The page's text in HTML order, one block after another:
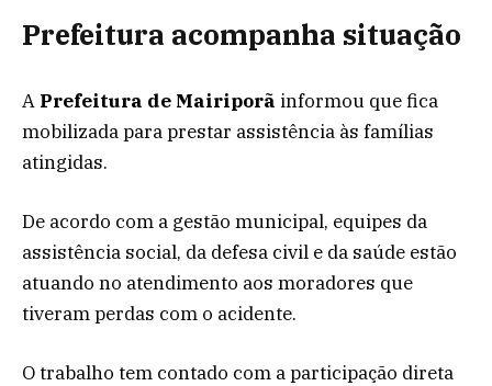
Prefeitura acompanha situação
A Prefeitura de Mairiporã informou que fica
mobilizada para prestar assistência às famílias
atingidas.
De acordo com a gestão municipal, equipes da
assistência social, da defesa civil e da saúde estão
atuando no atendimento aos moradores que
tiveram perdas com o acidente.
O trabalho tem contado com a participação direta